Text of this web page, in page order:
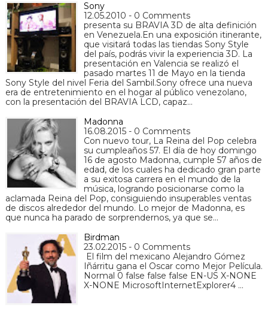
Sony
12.05.2010 - 0 Comments
presenta su BRAVIA 3D de alta definición
en Venezuela.En una exposición itinerante,
que visitará todas las tiendas Sony Style
del país, podrás vivir la experiencia 3D. La
presentación en Valencia se realizó el
pasado martes 11 de Mayo en la tienda
Sony Style del nivel Feria del Sambil.Sony ofrece una nueva
era de entretenimiento en el hogar al público venezolano,
con la presentación del BRAVIA LCD, capaz…
Madonna
16.08.2015 - 0 Comments
Con nuevo tour, La Reina del Pop celebra
su cumpleaños 57. El día de hoy domingo
16 de agosto Madonna, cumple 57 años de
edad, de los cuales ha dedicado gran parte
a su exitosa carrera en el mundo de la
música, logrando posicionarse como la
aclamada Reina del Pop, consiguiendo insuperables ventas
de discos alrededor del mundo. Lo mejor de Madonna, es
que nunca ha parado de sorprendernos, ya que se…
Birdman
23.02.2015 - 0 Comments
El film del mexicano Alejandro Gómez
Iñárritu gana el Oscar como Mejor Película.
Normal 0 false false false EN-US X-NONE
X-NONE MicrosoftInternetExplorer4 …